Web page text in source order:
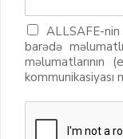
ALLSAFE-
barədə
məlumatlarının
kommunikasiyası